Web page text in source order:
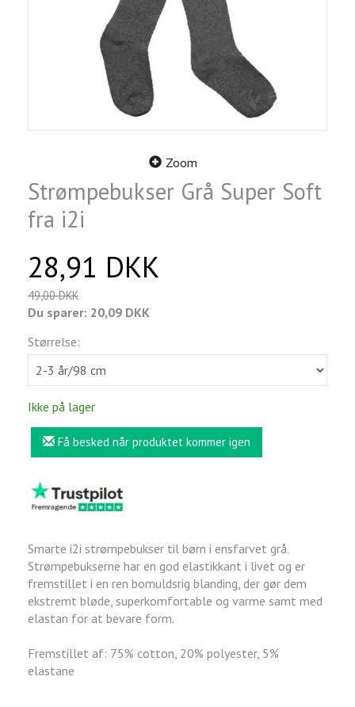
Zoom
Strømpebukser Grå Super Soft
fra i2i
28,91 DKK
49,00 DKK
Du sparer: 20,09 DKK
Størrelse:
Ikke på lager
Få besked når produktet kommer igen
Smarte i2i strømpebukser til børn i ensfarvet grå.
Strømpebukserne har en god elastikkant i livet og er
fremstillet i en ren bomuldsrig blanding, der gør dem
ekstremt bløde, superkomfortable og varme samt med
elastan for at bevare form.
Fremstillet af: 75% cotton, 20% polyester, 5%
elastane